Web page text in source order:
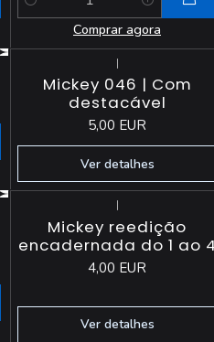
Quantidade
Comprar agora
|
Mickey 046 | Com
destacável
5,00 EUR
Ver detalhes
|
Mickey reedição
encadernada do 1 ao
4,00 EUR
Ver detalhes